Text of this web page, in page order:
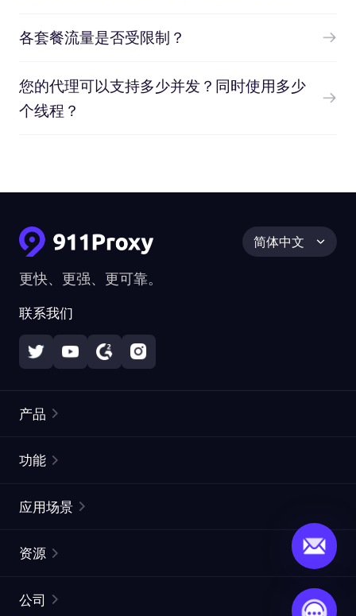
各套餐流量是否受限制？
您的代理可以支持多少并发？同时使用多少
个线程？
更快、更强、更可靠。
联系我们
简体中文
产品
静态住宅代理
网页抓取 API
功能
ISP代理
ProxySite
应用场景
市场研究
资源
公司